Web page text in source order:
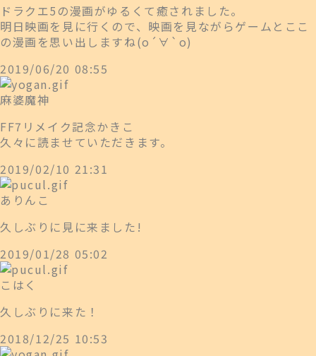
ドラクエ5の漫画がゆるくて癒されました。
明日映画を見に行くので、映画を見ながらゲームとここ
の漫画を思い出しますね(о´∀`о)
2019/06/20 08:55
麻婆魔神
FF7リメイク記念かきこ
久々に読ませていただきます。
2019/02/10 21:31
ありんこ
久しぶりに見に来ました!
2019/01/28 05:02
こはく
久しぶりに来た！
2018/12/25 10:53